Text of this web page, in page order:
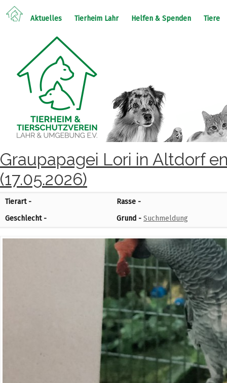
Aktuelles Tierheim Lahr Helfen & Spenden Tiere
Graupapagei Lori in Altdorf
(17.05.2026)
Tierart -
Rasse -
Geschlecht -
Grund - Suchmeldung